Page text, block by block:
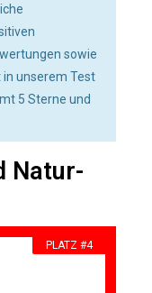
sowie
in unserem Test
5 Sterne und
Natur-
PLATZ #4